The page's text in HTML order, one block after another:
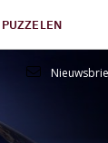
PUZZELEN